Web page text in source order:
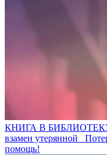
КНИГА В
взамен утерянной
помощь!